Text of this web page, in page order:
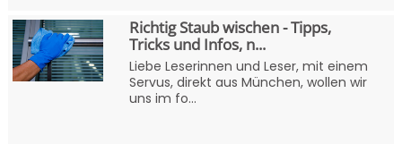
Richtig Staub wischen - Tipps,
Tricks und Infos, n...
Liebe Leserinnen und Leser, mit einem
Servus, direkt aus München, wollen wir
uns im fo...